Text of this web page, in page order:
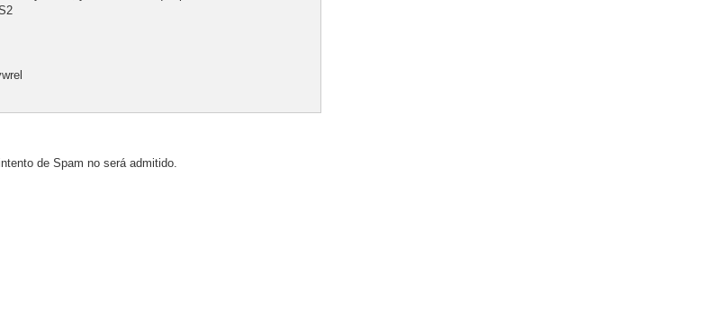
de Spam no será admitido.